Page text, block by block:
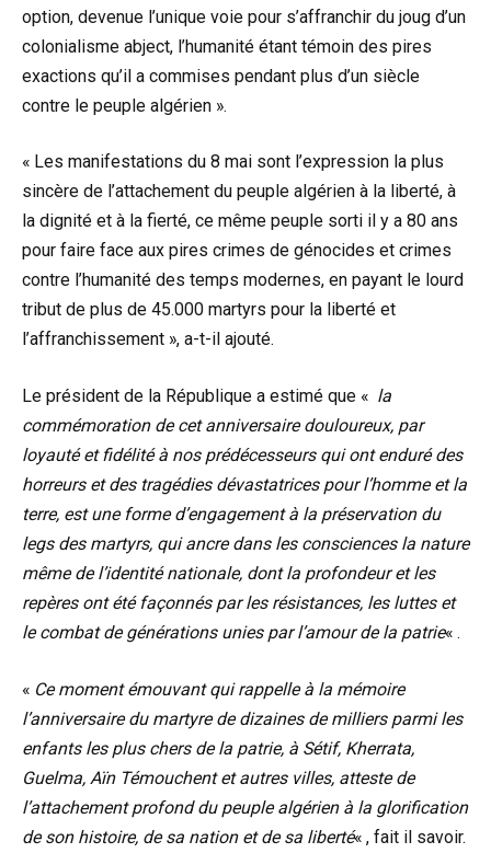
option, devenue l’unique voie pour s’affranchir du joug d’un
colonialisme abject, l’humanité étant témoin des pires
exactions qu’il a commises pendant plus d’un siècle
contre le peuple algérien ».
« Les manifestations du 8 mai sont l’expression la plus
sincère de l’attachement du peuple algérien à la liberté, à
la dignité et à la fierté, ce même peuple sorti il y a 80 ans
pour faire face aux pires crimes de génocides et crimes
contre l’humanité des temps modernes, en payant le lourd
tribut de plus de 45.000 martyrs pour la liberté et
l’affranchissement », a-t-il ajouté.
Le président de la République a estimé que « la
commémoration de cet anniversaire douloureux, par
loyauté et fidélité à nos prédécesseurs qui ont enduré des
horreurs et des tragédies dévastatrices pour l’homme et la
terre, est une forme d’engagement à la préservation du
legs des martyrs, qui ancre dans les consciences la nature
même de l’identité nationale, dont la profondeur et les
repères ont été façonnés par les résistances, les luttes et
le combat de générations unies par l’amour de la patrie« .
« Ce moment émouvant qui rappelle à la mémoire
l’anniversaire du martyre de dizaines de milliers parmi les
enfants les plus chers de la patrie, à Sétif, Kherrata,
Guelma, Aïn Témouchent et autres villes, atteste de
l’attachement profond du peuple algérien à la glorification
de son histoire, de sa nation et de sa liberté« , fait il savoir.